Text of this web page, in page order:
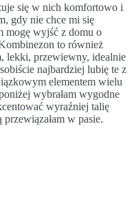
się w nich komfortowo i
gdy nie chce mi się
mogę wyjść z domu o
to również
lekki, przewiewny, idealnie
najbardziej lubię te z
elementem wielu
wybrałam wygodne
wyraźniej talię
w pasie.